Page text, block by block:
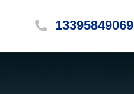
13395849069